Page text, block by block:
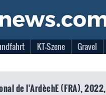
KT-Szene Gravel
de l'ArdèchE (FRA), 2022,